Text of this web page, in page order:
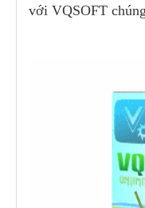
với VQSOFT